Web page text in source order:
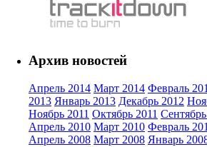
Архив новостей
Апрель 2014 Март 2014 Февраль
2013 Январь 2013 Декабрь 2012
Ноябрь 2011 Октябрь 2011 Сентябрь
Апрель 2010 Март 2010 Февраль
Апрель 2008 Март 2008 Январь